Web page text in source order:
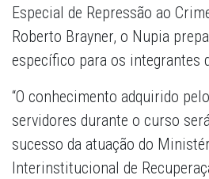
Especial de Repressão ao
Roberto Brayner, o Nupia
específico para os integrantes
“O conhecimento adquirido
servidores durante o curso
sucesso da atuação do
Interinstitucional de